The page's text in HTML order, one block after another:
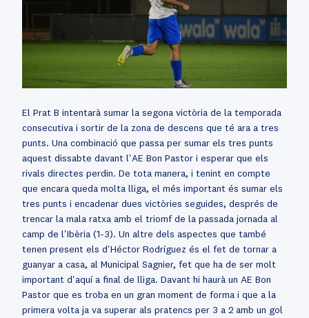
El Prat B intentarà sumar la segona victòria de la temporada
consecutiva i sortir de la zona de descens que té ara a tres
punts. Una combinació que passa per sumar els tres punts
aquest dissabte davant l'AE Bon Pastor i esperar que els
rivals directes perdin. De tota manera, i tenint en compte
que encara queda molta lliga, el més important és sumar els
tres punts i encadenar dues victòries seguides, després de
trencar la mala ratxa amb el triomf de la passada jornada al
camp de l'Ibèria (1-3). Un altre dels aspectes que també
tenen present els d'Héctor Rodríguez és el fet de tornar a
guanyar a casa, al Municipal Sagnier, fet que ha de ser molt
important d'aquí a final de lliga. Davant hi haurà un AE Bon
Pastor que es troba en un gran moment de forma i que a la
primera volta ja va superar als pratencs per 3 a 2 amb un gol